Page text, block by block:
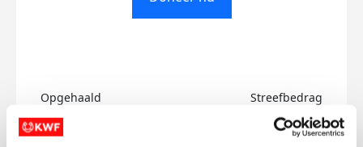
Opgehaald
€0
Streefbedrag
€500